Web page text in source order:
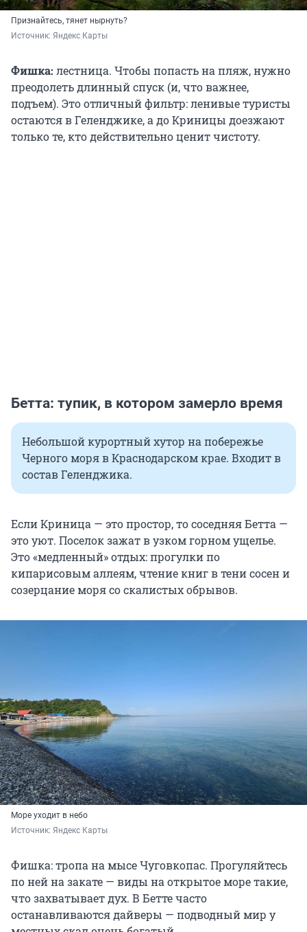
Признайтесь, тянет нырнуть?
Источник: Яндекс Карты
Фишка: лестница. Чтобы попасть на пляж, нужно
преодолеть длинный спуск (и, что важнее,
подъем). Это отличный фильтр: ленивые туристы
остаются в Геленджике, а до Криницы доезжают
только те, кто действительно ценит чистоту.
Бетта: тупик, в котором замерло время
Небольшой курортный хутор на побережье
Черного моря в Краснодарском крае. Входит в
состав Геленджика.
Если Криница — это простор, то соседняя Бетта —
это уют. Поселок зажат в узком горном ущелье.
Это «медленный» отдых: прогулки по
кипарисовым аллеям, чтение книг в тени сосен и
созерцание моря со скалистых обрывов.
Море уходит в небо
Источник: Яндекс Карты
Фишка:тропа на мысе Чуговкопас. Прогуляйтесь
по ней на закате — виды на открытое море такие,
что захватывает дух. В Бетте часто
останавливаются дайверы — подводный мир у